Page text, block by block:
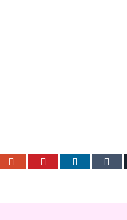
Google+PinterestLinkedIn